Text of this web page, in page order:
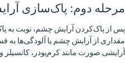
مرحله دوم: پاک‌سازی
پس از پاک‌کردن آرایش چشم، نوبت به
مقداری از آرایش چشم یا آلودگی‌ها
آرایشی صورت مانند کرم‌پودر، کانسیلر